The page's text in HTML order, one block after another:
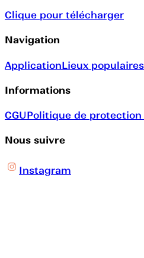
Clique pour télécharger
Navigation
ApplicationLieux populaires
Informations
CGUPolitique de protection
Nous suivre
Instagram